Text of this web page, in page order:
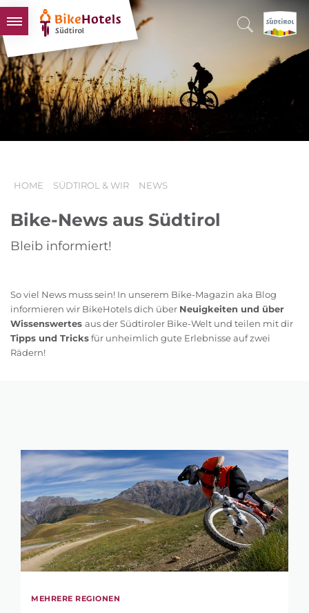
BIKEHOTELS
HOTELS & PAKETE
TOUREN & REVIERE
SÜDTIROL & WIR
HOME SÜDTIROL & WIR NEWS
Bike-News aus Südtirol
Bleib informiert!
So viel News muss sein! In unserem Bike-Magazin aka Blog
informieren wir BikeHotels dich über Neuigkeiten und über
Wissenswertes aus der Südtiroler Bike-Welt und teilen mit dir
Tipps und Tricksfür unheimlich gute Erlebnisse auf zwei
Rädern!
MEHRERE REGIONEN